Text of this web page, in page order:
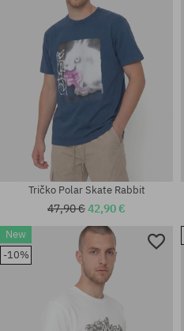
Dostupné veľkosti:
M; L; XL
Tričko Polar Skate Rabbit
47,90 €42,90 €
New
-10%